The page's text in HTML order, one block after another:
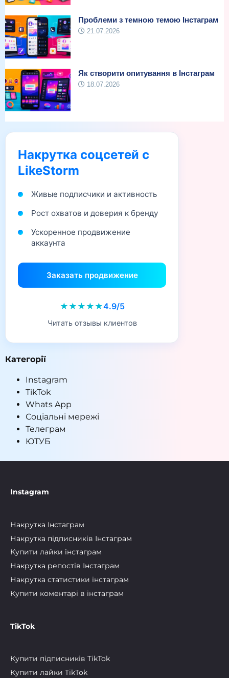
Проблеми з темною темою Інстаграм
21.07.2026
Як створити опитування в Інстаграм
18.07.2026
Накрутка соцсетей с
LikeStorm
Живые подписчики и активность
Рост охватов и доверия к бренду
Ускоренное продвижение
аккаунта
Заказать продвижение
★★★★★4.9/5
Читать отзывы клиентов
Категорії
Instagram
TikTok
Whats App
Соціальні мережі
Телеграм
ЮТУБ
Instagram
Накрутка Інстаграм
Накрутка підписників Інстаграм
Купити лайки інстаграм
Накрутка репостів Інстаграм
Накрутка статистики інстаграм
Купити коментарі в інстаграм
TikTok
Купити підписників TikTok
Купити лайки TikTok